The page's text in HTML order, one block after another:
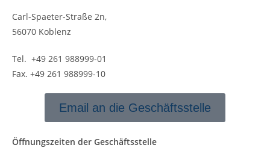
Carl-Spaeter-Straße 2n,
56070 Koblenz
Tel. +49 261 988999-01
Fax. +49 261 988999-10
Email an die Geschäftsstelle
Öffnungszeiten der Geschäftsstelle